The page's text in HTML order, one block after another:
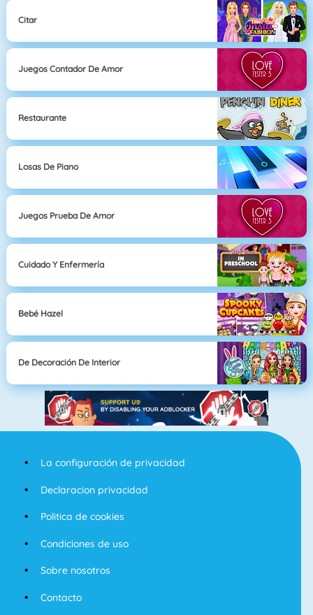
Citar
Juegos Contador De Amor
Restaurante
Losas De Piano
Juegos Prueba De Amor
Cuidado Y Enfermería
Bebé Hazel
De Decoración De Interior
La configuración de privacidad
Declaracion privacidad
Politica de cookies
Condiciones de uso
Sobre nosotros
Contacto